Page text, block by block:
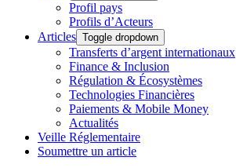
Profil pays
Profils d’Acteurs
Articles Toggle dropdown
Transferts d’argent internationaux
Finance & Inclusion
Régulation & Écosystèmes
Technologies Financières
Paiements & Mobile Money
Actualités
Veille Réglementaire
Soumettre un article